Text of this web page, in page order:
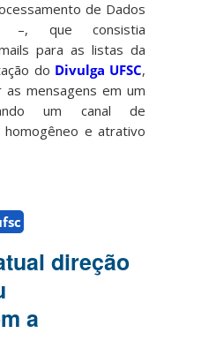
de Dados
–, que consistia
para as listas da
do Divulga UFSC,
as mensagens em um
um canal de
homogêneo e atrativo
direção
a